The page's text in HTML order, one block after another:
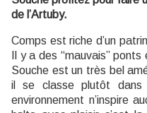
de l’Artuby.
Comps est riche d’un
Il y a des “mauvais”
Souche est un très bel
il se classe plutôt
environnement n’inspire